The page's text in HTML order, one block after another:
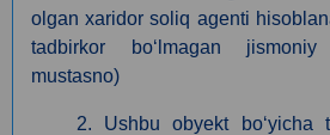
olgan xaridor soliq agenti
tadbirkor boʻlmagan
mustasno)
2. Ushbu obyekt boʻyicha